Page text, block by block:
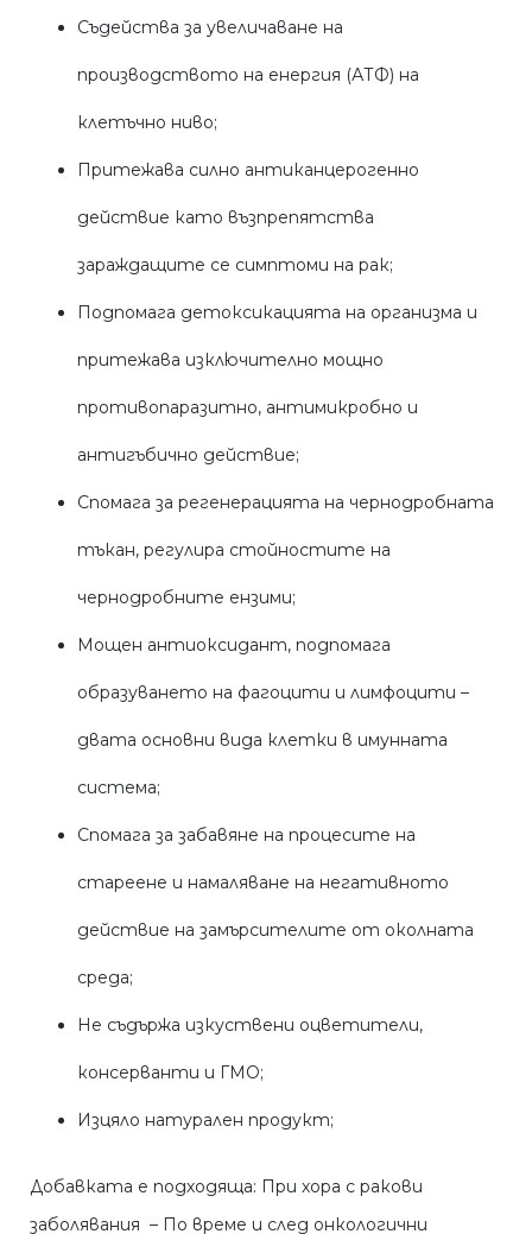
Съдейства за увеличаване на
производството на енергия (АТФ) на
клетъчно ниво;
Притежава силно антиканцерогенно
действие като възпрепятства
зараждащите се симптоми на рак;
Подпомага детоксикацията на организма и
притежава изключително мощно
противопаразитно, антимикробно и
антигъбично действие;
Спомага за регенерацията на чернодробната
тъкан, регулира стойностите на
чернодробните ензими;
Мощен антиоксидант, подпомага
образуването на фагоцити и лимфоцити –
двата основни вида клетки в имунната
система;
Спомага за забавяне на процесите на
стареене и намаляване на негативното
действие на замърсителите от околната
среда;
Не съдържа изкуствени оцветители,
консерванти и ГМО;
Изцяло натурален продукт;
Добавката е подходяща: При хора с ракови
заболявания – По време и след онкологични